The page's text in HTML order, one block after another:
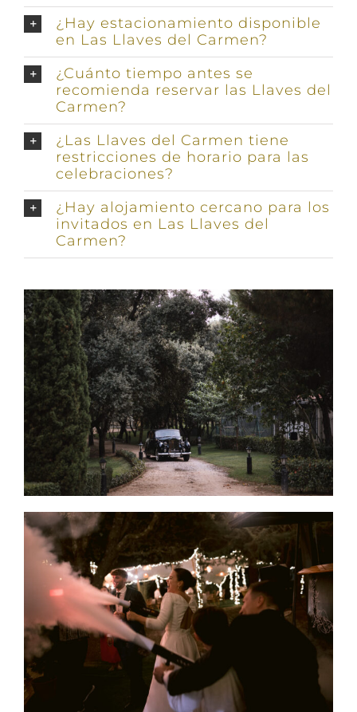
¿Hay estacionamiento disponible
en Las Llaves del Carmen?
¿Cuánto tiempo antes se
recomienda reservar las Llaves del
Carmen?
¿Las Llaves del Carmen tiene
restricciones de horario para las
celebraciones?
¿Hay alojamiento cercano para los
invitados en Las Llaves del
Carmen?